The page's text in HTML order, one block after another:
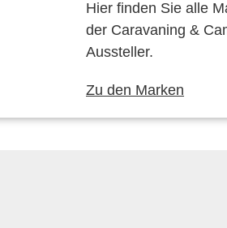
Hier finden Sie alle
der Caravaning &
Aussteller.
Zu den Marken